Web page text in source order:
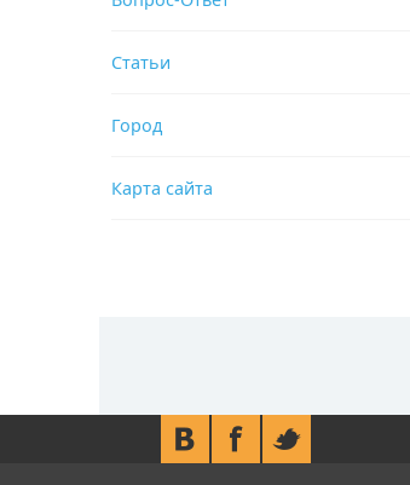
Статьи
Город
Карта сайта